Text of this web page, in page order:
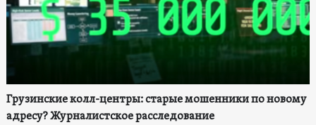
Грузинские колл-центры: старые мошенники по новому
адресу? Журналистское расследование